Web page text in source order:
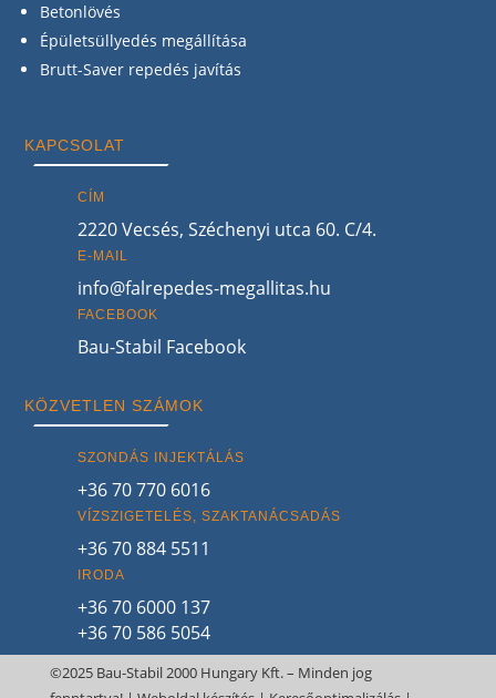
Betonlövés
Épületsüllyedés megállítása
Brutt-Saver repedés javítás
KAPCSOLAT
CÍM
2220 Vecsés, Széchenyi utca 60. C/4.
E-MAIL
info@falrepedes-megallitas.hu
FACEBOOK
Bau-Stabil Facebook
KÖZVETLEN SZÁMOK
SZONDÁS INJEKTÁLÁS
+36 70 770 6016
VÍZSZIGETELÉS, SZAKTANÁCSADÁS
+36 70 884 5511
IRODA
+36 70 6000 137
+36 70 586 5054
©2025 Bau-Stabil 2000 Hungary Kft. – Minden jog